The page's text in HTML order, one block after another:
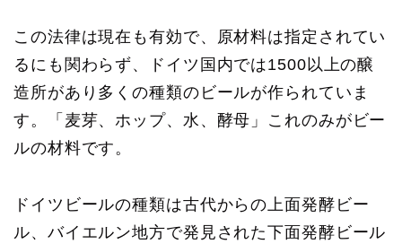
この法律は現在も有効で、原材料は指定されてい
るにも関わらず、ドイツ国内では1500以上の醸
造所があり多くの種類のビールが作られていま
す。「麦芽、ホップ、水、酵母」これのみがビー
ルの材料です。
ドイツビールの種類は古代からの上面発酵ビー
ル、バイエルン地方で発見された下面発酵ビール